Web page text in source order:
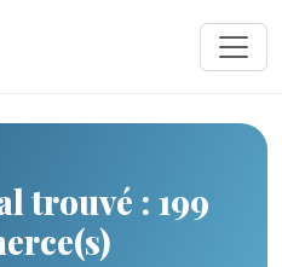
trouvé : 199